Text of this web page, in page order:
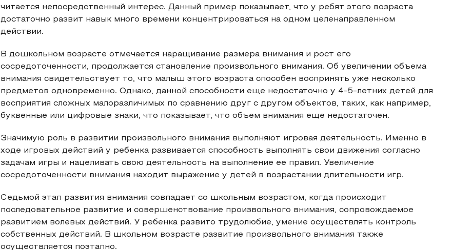
читается непосредственный интерес. Данный пример показывает, что у ребят этого возраста
достаточно развит навык много времени концентрироваться на одном целенаправленном
действии.
В дошкольном возрасте отмечается наращивание размера внимания и рост его
сосредоточенности, продолжается становление произвольного внимания. Об увеличении объема
внимания свидетельствует то, что малыш этого возраста способен воспринять уже несколько
предметов одновременно. Однако, данной способности еще недостаточно у 4-5-летних детей для
восприятия сложных малоразличимых по сравнению друг с другом объектов, таких, как например,
буквенные или цифровые знаки, что показывает, что объем внимания еще недостаточен.
Значимую роль в развитии произвольного внимания выполняют игровая деятельность. Именно в
ходе игровых действий у ребенка развивается способность выполнять свои движения согласно
задачам игры и нацеливать свою деятельность на выполнение ее правил. Увеличение
сосредоточенности внимания находит выражение у детей в возрастании длительности игр.
Седьмой этап развития внимания совпадает со школьным возрастом, когда происходит
последовательное развитие и совершенствование произвольного внимания, сопровождаемое
развитием волевых действий. У ребенка развито трудолюбие, умение осуществлять контроль
собственных действий. В школьном возрасте развитие произвольного внимания также
осуществляется поэтапно.